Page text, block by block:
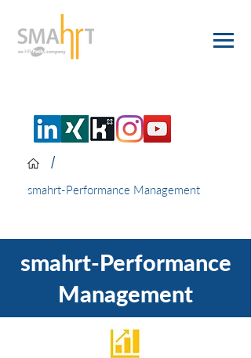
/
smahrt-Performance Management
smahrt-Performance
Management